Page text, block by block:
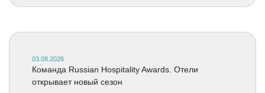
03.08.2026
Команда Russian Hospitality Awards. Отели
открывает новый сезон